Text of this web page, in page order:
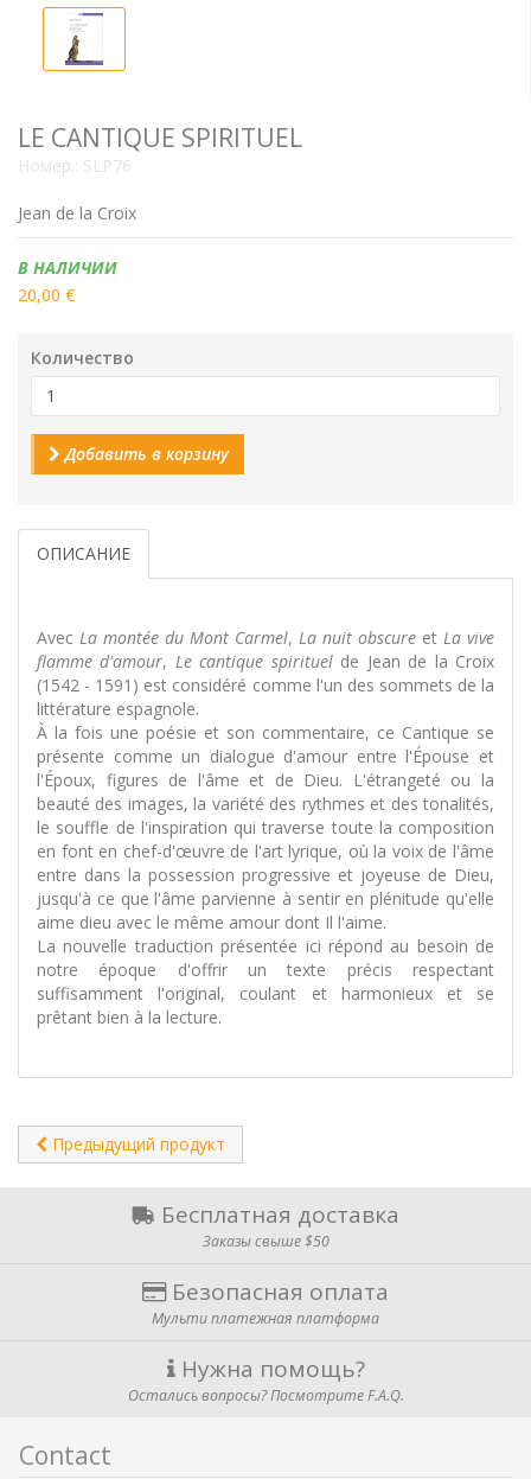
LE CANTIQUE SPIRITUEL
Номер.: SLP76
Jean de la Croix
Наличие:
В НАЛИЧИИ
20,00 €
Количество
Добавить в корзину
ОПИСАНИЕ
Avec La montée du Mont Carmel, La nuit obscure et La vive
flamme d'amour, Le cantique spirituelde Jean de la Croix
(1542 - 1591) est considéré comme l'un des sommets de la
littérature espagnole.
À la fois une poésie et son commentaire, ce Cantique se
présente comme un dialogue d'amour entre l'Épouse et
l'Époux, figures de l'âme et de Dieu. L'étrangeté ou la
beauté des images, la variété des rythmes et des tonalités,
le souffle de l'inspiration qui traverse toute la composition
en font en chef-d'œuvre de l'art lyrique, où la voix de l'âme
entre dans la possession progressive et joyeuse de Dieu,
jusqu'à ce que l'âme parvienne à sentir en plénitude qu'elle
aime dieu avec le même amour dont Il l'aime.
La nouvelle traduction présentée ici répond au besoin de
notre époque d'offrir un texte précis respectant
suffisamment l'original, coulant et harmonieux et se
prêtant bien à la lecture.
Предыдущий продукт
Бесплатная доставка
Заказы свыше $50
Безопасная оплата
Мульти платежная платформа
Нужна помощь?
Остались вопросы? Посмотрите F.A.Q.
Contact